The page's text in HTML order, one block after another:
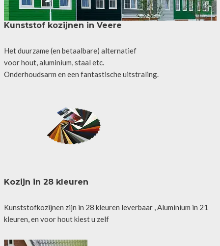
Kunststof kozijnen in Veere
Het duurzame (en betaalbare) alternatief
voor hout, aluminium, staal etc.
Onderhoudsarm en een fantastische uitstraling.
Kozijn in 28 kleuren
Kunststofkozijnen zijn in 28 kleuren leverbaar , Aluminium in 21
kleuren, en voor hout kiest u zelf